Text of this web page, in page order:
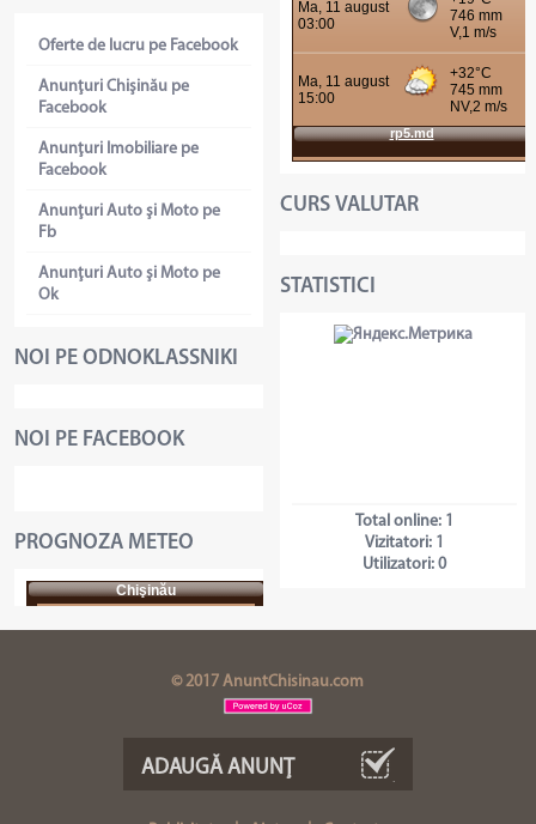
Oferte de lucru pe Facebook
Anunţuri Chişinău pe
Facebook
Anunţuri Imobiliare pe
Facebook
Anunţuri Auto şi Moto pe
Fb
Anunţuri Auto şi Moto pe
Ok
NOI PE ODNOKLASSNIKI
NOI PE FACEBOOK
PROGNOZA METEO
Chişinău
CURS VALUTAR
STATISTICI
Total online: 1
Vizitatori: 1
Utilizatori:0
© 2017 AnuntChisinau.com
ADAUGĂ ANUNŢ